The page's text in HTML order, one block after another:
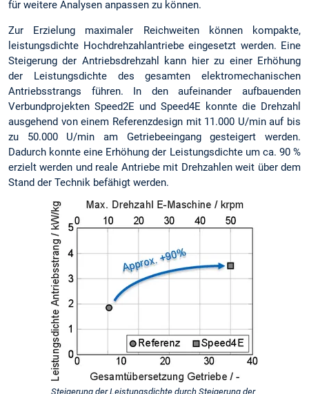
für weitere Analysen anpassen zu können.
Zur Erzielung maximaler Reichweiten können kompakte,
leistungsdichte Hochdrehzahlantriebe eingesetzt werden. Eine
Steigerung der Antriebsdrehzahl kann hier zu einer Erhöhung
der Leistungsdichte des gesamten elektromechanischen
Antriebsstrangs führen. In den aufeinander aufbauenden
Verbundprojekten Speed2E und Speed4E konnte die Drehzahl
ausgehend von einem Referenzdesign mit 11.000 U/min auf bis
zu 50.000 U/min am Getriebeeingang gesteigert werden.
Dadurch konnte eine Erhöhung der Leistungsdichte um ca. 90 %
erzielt werden und reale Antriebe mit Drehzahlen weit über dem
Stand der Technik befähigt werden.
Steigerung der Leistungsdichte durch Steigerung der